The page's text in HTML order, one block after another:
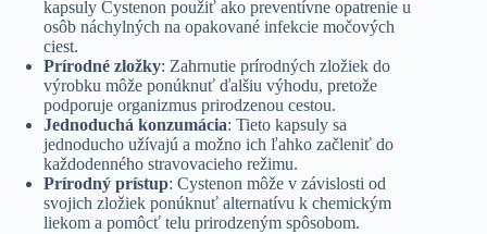
kapsuly Cystenon použiť ako preventívne opatrenie u
osôb náchylných na opakované infekcie močových
ciest.
Prírodné zložky: Zahrnutie prírodných zložiek do
výrobku môže ponúknuť ďalšiu výhodu, pretože
podporuje organizmus prirodzenou cestou.
Jednoduchá konzumácia: Tieto kapsuly sa
jednoducho užívajú a možno ich ľahko začleniť do
každodenného stravovacieho režimu.
Prírodný prístup: Cystenon môže v závislosti od
svojich zložiek ponúknuť alternatívu k chemickým
liekom a pomôcť telu prirodzeným spôsobom.